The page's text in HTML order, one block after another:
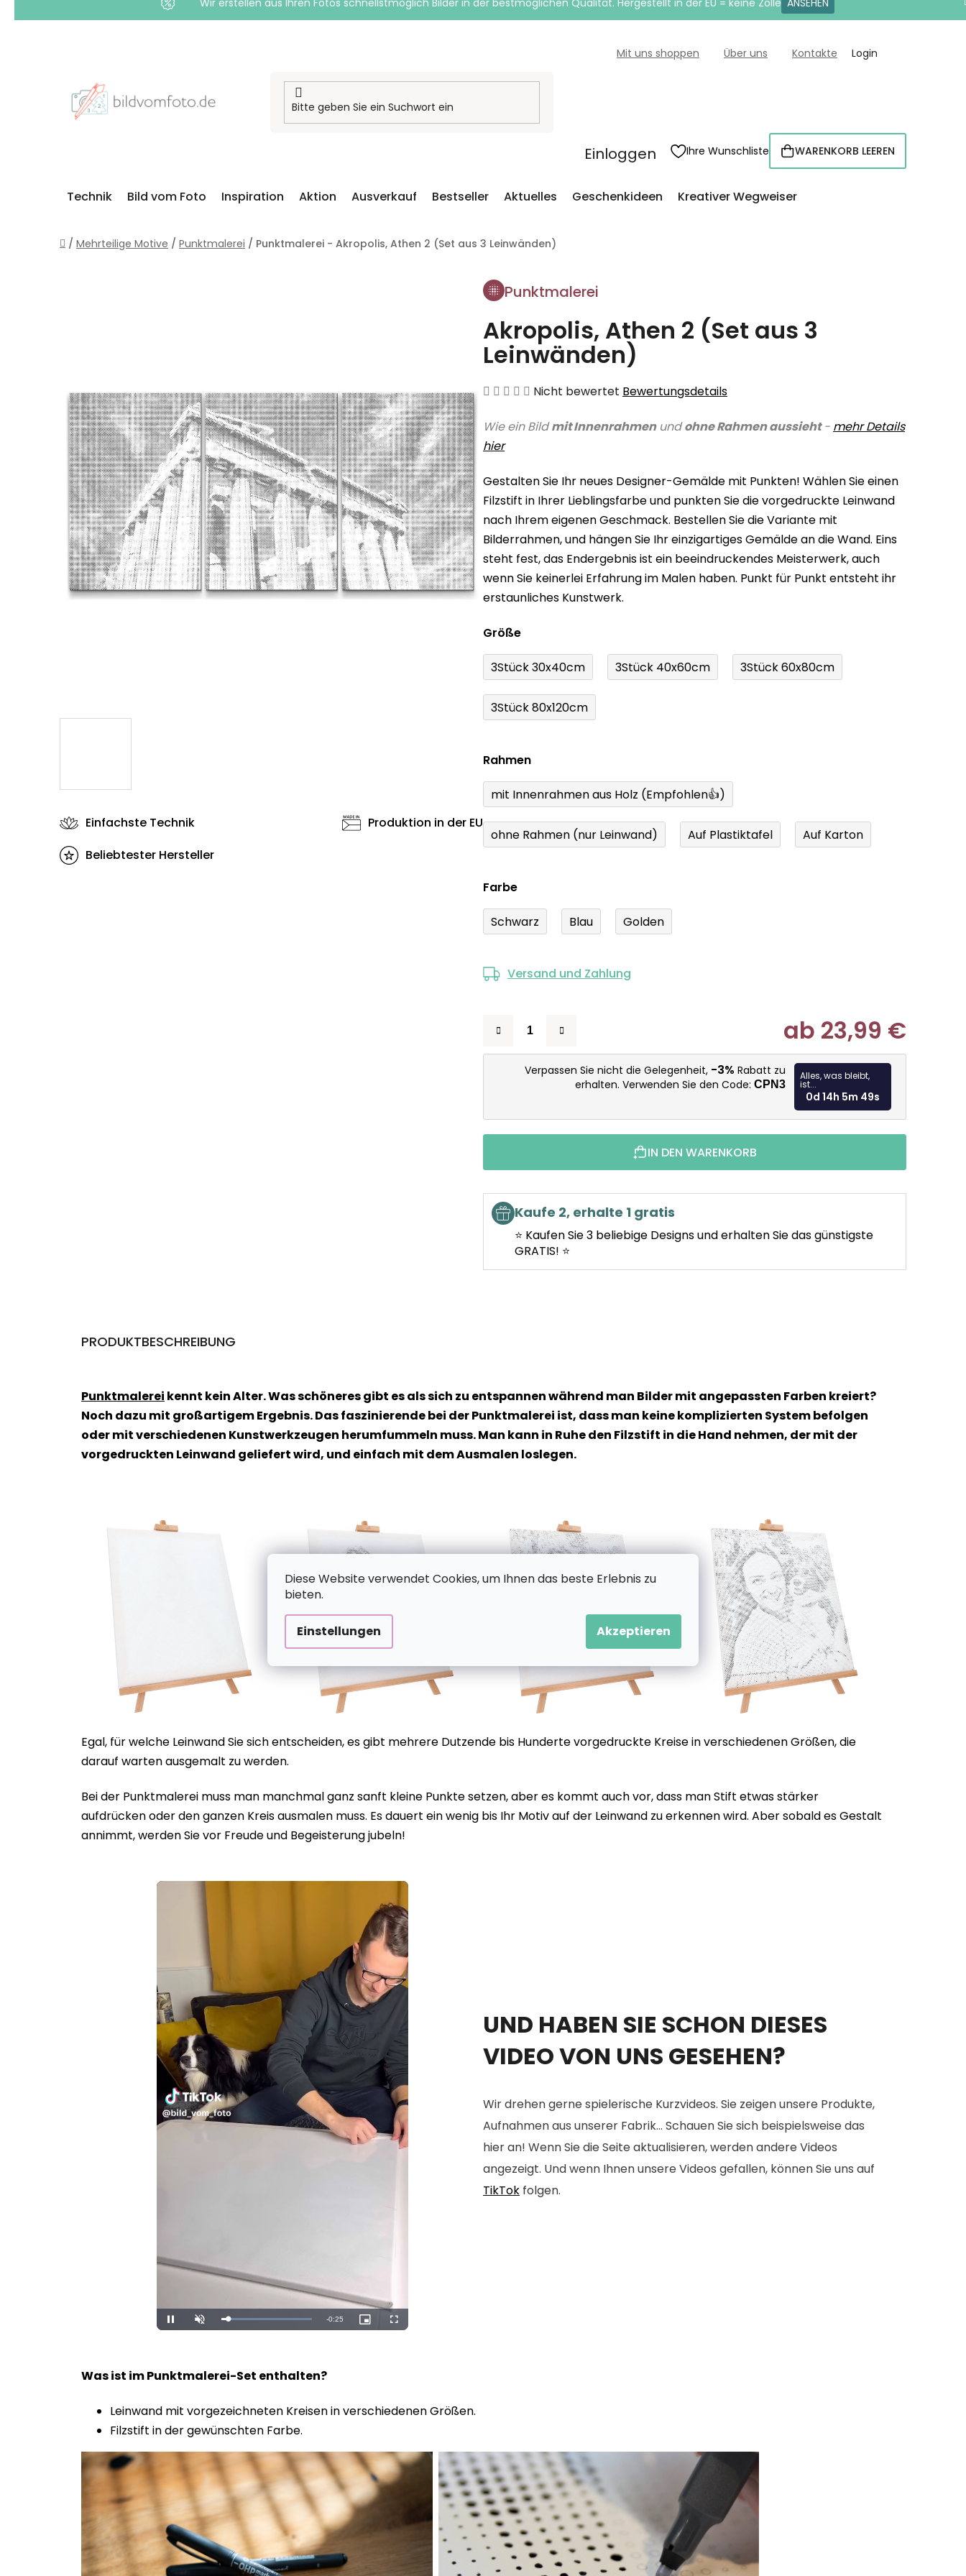
Diese Website verwendet Cookies, um Ihnen das beste Erlebnis zu
bieten.
Einstellungen Akzeptieren
Wir erstellen aus Ihren Fotos schnellstmöglich Bilder in der bestmöglichen Qualität. Hergestellt in der EU = keine Zölle ANSEHEN
Mit uns shoppen Über uns Kontakte Login
Einloggen Ihre Wunschliste WARENKORB
WARENKORB LEEREN
Technik Bild vom Foto Inspiration Aktion Ausverkauf Bestseller Aktuelles Geschenkideen Kreativer Wegweiser
Startseite
/ Mehrteilige Motive / Punktmalerei / Punktmalerei - Akropolis, Athen 2 (Set aus 3 Leinwänden)
Punktmalerei
Akropolis, Athen 2 (Set aus 3
Leinwänden)
Die
Produktbewertung
von
5
Sternen.
Nicht bewertet Bewertungsdetails
Wie ein Bildmit Innenrahmenundohne Rahmen aussieht- mehr Details
hier
Gestalten Sie Ihr neues Designer-Gemälde mit Punkten! Wählen Sie einen
Filzstift in Ihrer Lieblingsfarbe und punkten Sie die vorgedruckte Leinwand
nach Ihrem eigenen Geschmack. Bestellen Sie die Variante mit
Bilderrahmen, und hängen Sie Ihr einzigartiges Gemälde an die Wand. Eins
steht fest, das Endergebnis ist ein beeindruckendes Meisterwerk, auch
wenn Sie keinerlei Erfahrung im Malen haben. Punkt für Punkt entsteht ihr
erstaunliches Kunstwerk.
Größe
3Stück 30x40cm 3Stück 40x60cm 3Stück 60x80cm
3Stück 80x120cm
Rahmen
mit Innenrahmen aus Holz (Empfohlen👍)
ohne Rahmen (nur Leinwand) Auf Plastiktafel Auf Karton
Farbe
Schwarz Blau Golden
Versand und Zahlung
ab 23,99 €
Verpassen Sie nicht die Gelegenheit, -3% Rabatt zu
erhalten. Verwenden Sie den Code: CPN3
Alles, was bleibt,
ist...
0d 14h 5m 47s
IN DEN WARENKORB
Kaufe 2, erhalte 1 gratis
⭐ Kaufen Sie 3 beliebige Designs und erhalten Sie das günstigste
GRATIS! ⭐
Einfachste Technik
Produktion in der EU
Beliebtester Hersteller
PRODUKTBESCHREIBUNG
Punktmalerei kennt kein Alter. Was schöneres gibt es als sich zu entspannen während man Bilder mit angepassten Farben kreiert?
Noch dazu mit großartigem Ergebnis. Das faszinierende bei der Punktmalerei ist, dass man keine komplizierten System befolgen
oder mit verschiedenen Kunstwerkzeugen herumfummeln muss. Man kann in Ruhe den Filzstift in die Hand nehmen, der mit der
vorgedruckten Leinwand geliefert wird, und einfach mit dem Ausmalen loslegen.
Egal, für welche Leinwand Sie sich entscheiden, es gibt mehrere Dutzende bis Hunderte vorgedruckte Kreise in verschiedenen Größen, die
darauf warten ausgemalt zu werden.
Bei der Punktmalerei muss man manchmal ganz sanft kleine Punkte setzen, aber es kommt auch vor, dass man Stift etwas stärker
aufdrücken oder den ganzen Kreis ausmalen muss. Es dauert ein wenig bis Ihr Motiv auf der Leinwand zu erkennen wird. Aber sobald es Gestalt
annimmt, werden Sie vor Freude und Begeisterung jubeln!
Unmute Loaded:
100.00%
UND HABEN SIE SCHON DIESES
VIDEO VON UNS GESEHEN?
Wir drehen gerne spielerische Kurzvideos. Sie zeigen unsere Produkte,
Aufnahmen aus unserer Fabrik... Schauen Sie sich beispielsweise das
hier an! Wenn Sie die Seite aktualisieren, werden andere Videos
angezeigt. Und wenn Ihnen unsere Videos gefallen, können Sie uns auf
TikTok folgen.
Was ist im Punktmalerei-Set enthalten?
Leinwand mit vorgezeichneten Kreisen in verschiedenen Größen.
Filzstift in der gewünschten Farbe.